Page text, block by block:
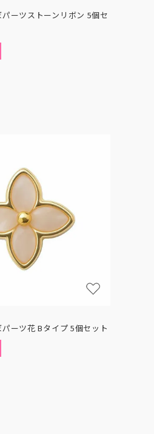
パーツストーンリボン 5個セ
パーツ花 Bタイプ 5個セット